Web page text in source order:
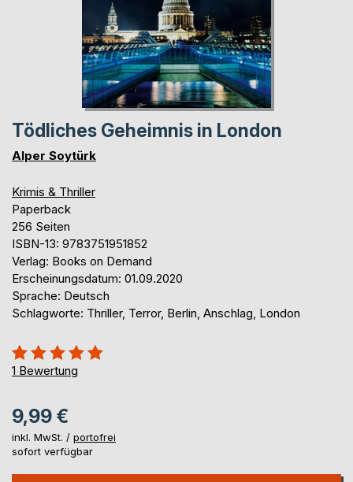
Tödliches Geheimnis in London
Alper Soytürk
Krimis & Thriller
Paperback
256 Seiten
ISBN-13: 9783751951852
Verlag: Books on Demand
Erscheinungsdatum: 01.09.2020
Sprache: Deutsch
Schlagworte: Thriller, Terror, Berlin, Anschlag, London
Bewertung::
100%
1 Bewertung
9,99 €
inkl. MwSt. / portofrei
sofort verfügbar